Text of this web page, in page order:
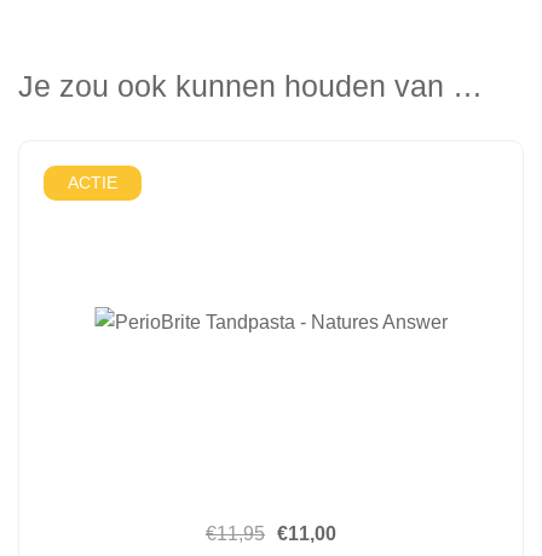
Je zou ook kunnen houden van …
ACTIE
€11,95 €11,00